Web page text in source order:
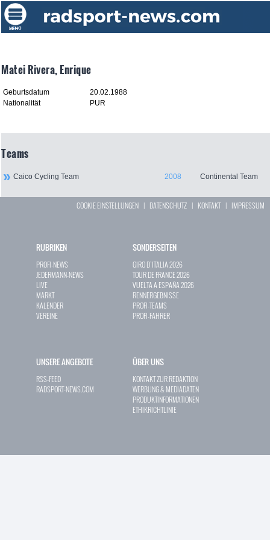
Matei Rivera, Enrique
Geburtsdatum
20.02.1988
Nationalität
PUR
Teams
Caico Cycling Team 2008 Continental Team
COOKIE EINSTELLUNGEN | DATENSCHUTZ | KONTAKT| IMPRESSUM
RUBRIKEN
PROFI-NEWS
JEDERMANN-NEWS
LIVE
MARKT
KALENDER
VEREINE
SONDERSEITEN
GIRO D`ITALIA 2026
TOUR DE FRANCE 2026
VUELTA A ESPAÑA 2026
RENNERGEBNISSE
PROFI-TEAMS
PROFI-FAHRER
UNSERE ANGEBOTE
RSS-FEED
RADSPORT-NEWS.COM
ÜBER UNS
KONTAKT ZUR REDAKTION
WERBUNG & MEDIADATEN
PRODUKTINFORMATIONEN
ETHIKRICHTLINIE